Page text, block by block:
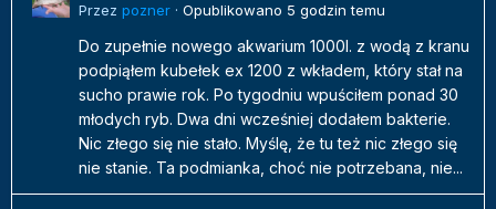
Przez pozner · Opublikowano 5 godzin temu
Do zupełnie nowego akwarium 1000l. z wodą z kranu
podpiąłem kubełek ex 1200 z wkładem, który stał na
sucho prawie rok. Po tygodniu wpuściłem ponad 30
młodych ryb. Dwa dni wcześniej dodałem bakterie.
Nic złego się nie stało. Myślę, że tu też nic złego się
nie stanie. Ta podmianka, choć nie potrzebana, nie...